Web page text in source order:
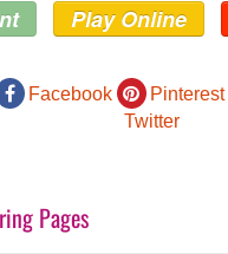
Play Online
Facebook Pinterest
Twitter
Pages